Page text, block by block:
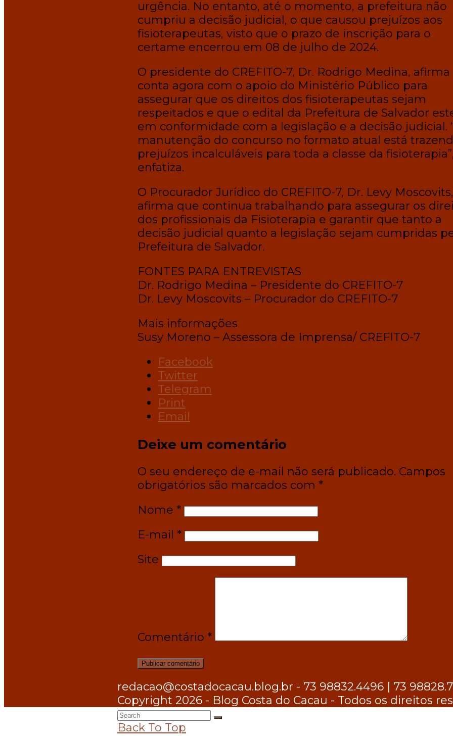
urgência. No entanto, até o momento, a prefeitura não
cumpriu a decisão judicial, o que causou prejuízos aos
fisioterapeutas, visto que o prazo de inscrição para o
certame encerrou em 08 de julho de 2024.
O presidente do CREFITO-7, Dr. Rodrigo Medina,
conta agora com o apoio do Ministério Público para
assegurar que os direitos dos fisioterapeutas sejam
respeitados e que o edital da Prefeitura de Salvador
em conformidade com a legislação e a decisão judicial.
manutenção do concurso no formato atual está
prejuízos incalculáveis para toda a classe da
enfatiza.
O Procurador Jurídico do CREFITO-7, Dr. Levy Moscovits,
afirma que continua trabalhando para assegurar os
dos profissionais da Fisioterapia e garantir que tanto a
decisão judicial quanto a legislação sejam cumpridas
Prefeitura de Salvador.
FONTES PARA ENTREVISTAS
Dr. Rodrigo Medina – Presidente do CREFITO-7
Dr. Levy Moscovits – Procurador do CREFITO-7
Mais informações
Susy Moreno – Assessora de Imprensa/ CREFITO-7
Facebook
Twitter
Telegram
Print
Email
Deixe um comentário
O seu endereço de e-mail não será publicado. Campos
obrigatórios são marcados com *
Nome *
E-mail *
Site
Comentário *
redacao@costadocacau.blog.br - 73 98832.4496 | 73
Copyright 2026 - Blog Costa do Cacau - Todos os direitos
Back To Top